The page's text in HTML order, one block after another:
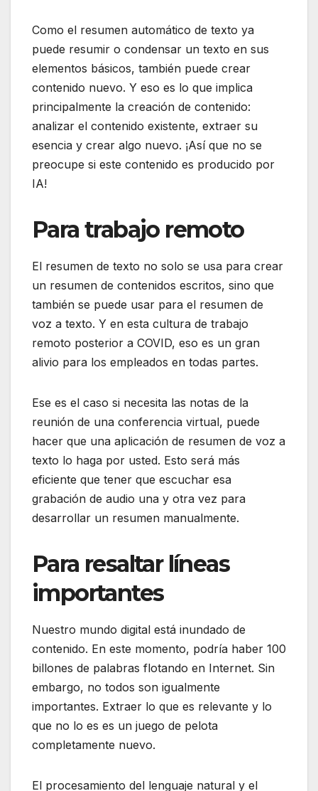
Como el resumen automático de texto ya
puede resumir o condensar un texto en sus
elementos básicos, también puede crear
contenido nuevo. Y eso es lo que implica
principalmente la creación de contenido:
analizar el contenido existente, extraer su
esencia y crear algo nuevo. ¡Así que no se
preocupe si este contenido es producido por
IA!
Para trabajo remoto
El resumen de texto no solo se usa para crear
un resumen de contenidos escritos, sino que
también se puede usar para el resumen de
voz a texto. Y en esta cultura de trabajo
remoto posterior a COVID, eso es un gran
alivio para los empleados en todas partes.
Ese es el caso si necesita las notas de la
reunión de una conferencia virtual, puede
hacer que una aplicación de resumen de voz a
texto lo haga por usted. Esto será más
eficiente que tener que escuchar esa
grabación de audio una y otra vez para
desarrollar un resumen manualmente.
Para resaltar líneas
importantes
Nuestro mundo digital está inundado de
contenido. En este momento, podría haber 100
billones de palabras flotando en Internet. Sin
embargo, no todos son igualmente
importantes. Extraer lo que es relevante y lo
que no lo es es un juego de pelota
completamente nuevo.
El procesamiento del lenguaje natural y el